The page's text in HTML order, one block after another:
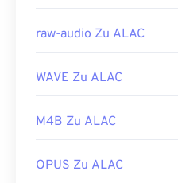
raw-audio Zu ALAC
WAVE Zu ALAC
M4B Zu ALAC
OPUS Zu ALAC